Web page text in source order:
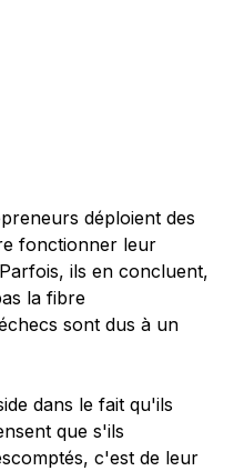
déploient des
fonctionner leur
ils en concluent,
la fibre
sont dus à un
dans le fait qu'ils
que s'ils
c'est de leur